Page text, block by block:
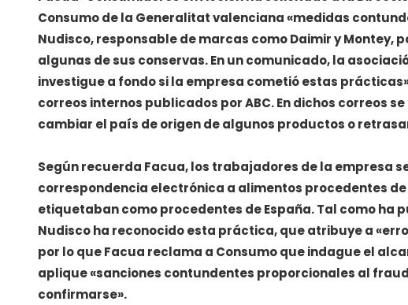
Consumo de la Generalitat valenciana «medidas
Nudisco, responsable de marcas como Daimir y Montey,
algunas de sus conservas. En un comunicado, la
investigue a fondo si la empresa cometió estas
correos internos publicados por ABC. En dichos correos
cambiar el país de origen de algunos productos o
Según recuerda Facua, los trabajadores de la empresa
correspondencia electrónica a alimentos procedentes de
etiquetaban como procedentes de España. Tal como ha
Nudisco ha reconocido esta práctica, que atribuye a
por lo que Facua reclama a Consumo que indague el
aplique «sanciones contundentes proporcionales al
confirmarse».